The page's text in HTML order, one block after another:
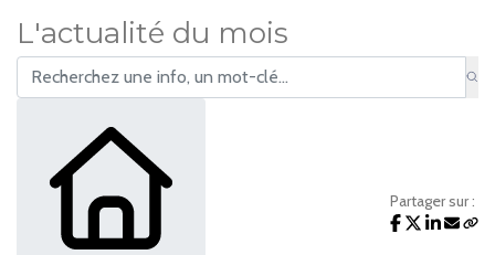
L'actualité du mois
Partager sur :